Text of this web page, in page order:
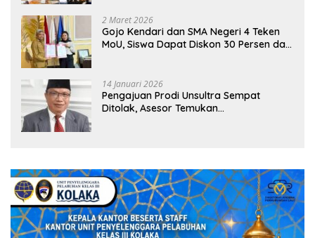
2 Maret 2026
Gojo Kendari dan SMA Negeri 4 Teken
MoU, Siswa Dapat Diskon 30 Persen dan
14 Januari 2026
Pengajuan Prodi Unsultra Sempat
Ditolak, Asesor Temukan